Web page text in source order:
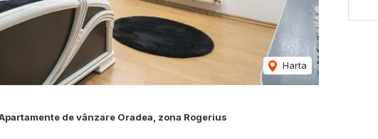
Harta
de vânzare Oradea, zona Rogerius